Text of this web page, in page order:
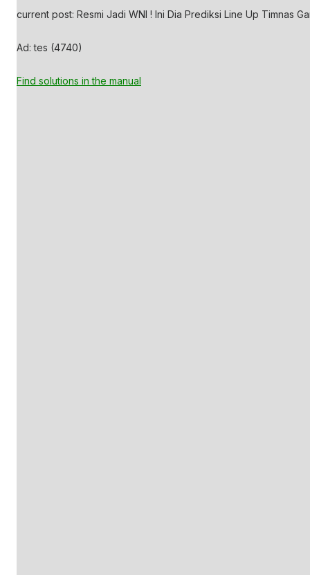
current post: Resmi Jadi WNI ! Ini Dia Prediksi Line Up Timnas
Ad: tes (4740)
Find solutions in the manual